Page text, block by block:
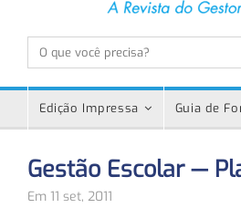
Edição Impressa Guia de
Gestão Escolar —
Em 11 set, 2011